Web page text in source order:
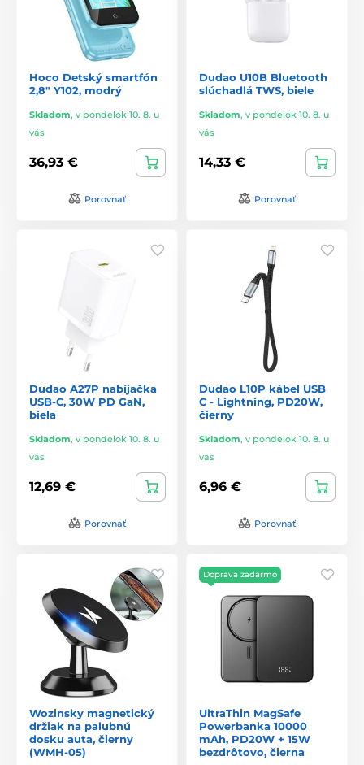
Hoco Detský smartfón
2,8" Y102, modrý
Skladom, v pondelok 10. 8. u
vás
36,93 €
Porovnať
Dudao U10B Bluetooth
slúchadlá TWS, biele
Skladom, v pondelok 10. 8. u
vás
14,33 €
Porovnať
Dudao A27P nabíjačka
USB-C, 30W PD GaN,
biela
Skladom, v pondelok 10. 8. u
vás
12,69 €
Porovnať
Dudao L10P kábel USB
C - Lightning, PD20W,
čierny
Skladom, v pondelok 10. 8. u
vás
6,96 €
Porovnať
Wozinsky magnetický
držiak na palubnú
dosku auta, čierny
(WMH-05)
Doprava zadarmo
UltraThin MagSafe
Powerbanka 10000
mAh, PD20W + 15W
bezdrôtovo, čierna